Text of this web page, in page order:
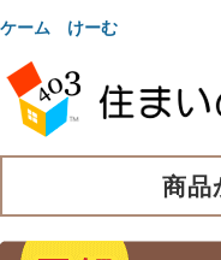
ケーム けーむ
商品